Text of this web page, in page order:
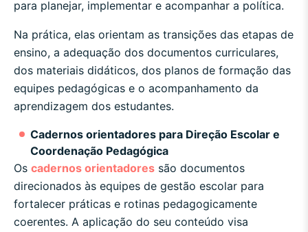
para planejar, implementar e acompanhar a política.
Na prática, elas orientam as transições das etapas de
ensino, a adequação dos documentos curriculares,
dos materiais didáticos, dos planos de formação das
equipes pedagógicas e o acompanhamento da
aprendizagem dos estudantes.
Cadernos orientadores para Direção Escolar e
Coordenação Pedagógica
Os cadernos orientadores são documentos
direcionados às equipes de gestão escolar para
fortalecer práticas e rotinas pedagogicamente
coerentes. A aplicação do seu conteúdo visa